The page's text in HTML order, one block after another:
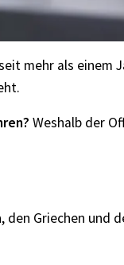
mehr als einem
Weshalb der
Griechen und